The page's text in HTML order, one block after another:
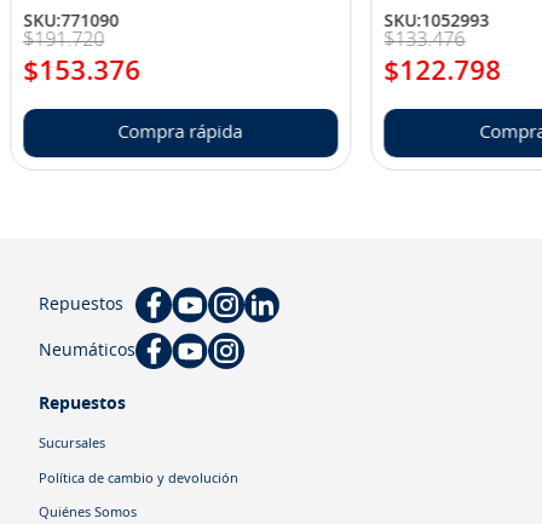
SKU:771090
$191.720
$153.376
Compra rápida
SKU:1052993
$133.476
$122.798
Repuestos
Neumáticos
Repuestos
Sucursales
Política de cambio y devolución
Quiénes Somos